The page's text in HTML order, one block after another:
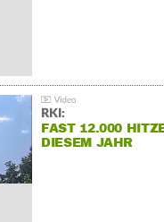
RKI:
FAST 12.000
DIESEM JAHR